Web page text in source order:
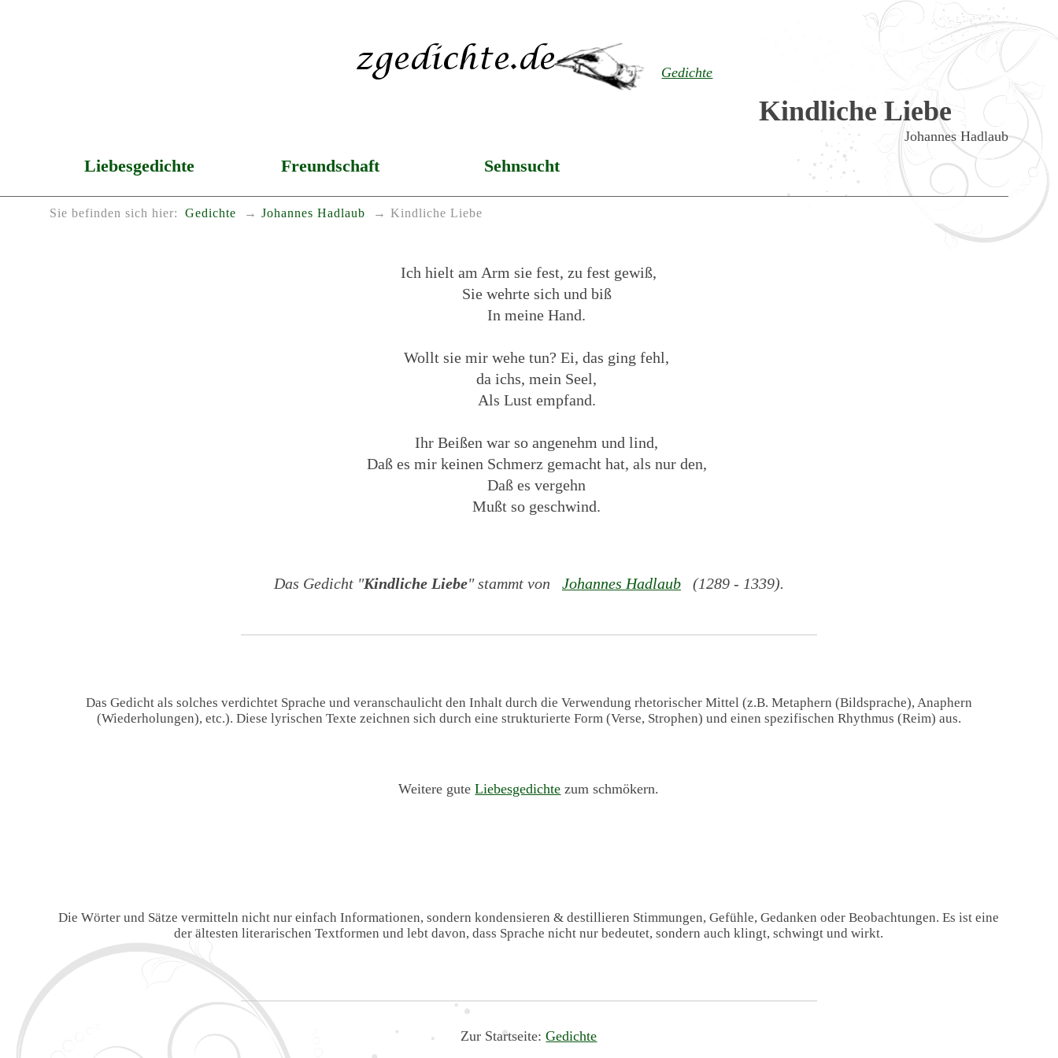
Gedichte
Kindliche Liebe
Johannes Hadlaub
Liebesgedichte Freundschaft Sehnsucht
Sie befinden sich hier: Gedichte Johannes Hadlaub Kindliche Liebe
Ich hielt am Arm sie fest, zu fest gewiß,
Sie wehrte sich und biß
In meine Hand.
Wollt sie mir wehe tun? Ei, das ging fehl,
da ichs, mein Seel,
Als Lust empfand.
Ihr Beißen war so angenehm und lind,
Daß es mir keinen Schmerz gemacht hat, als nur den,
Daß es vergehn
Mußt so geschwind.
Das Gedicht "Kindliche Liebe" stammt von Johannes Hadlaub(1289 - 1339).
Das Gedicht als solches verdichtet Sprache und veranschaulicht den Inhalt durch die Verwendung rhetorischer Mittel (z.B. Metaphern (Bildsprache), Anaphern
(Wiederholungen), etc.). Diese lyrischen Texte zeichnen sich durch eine strukturierte Form (Verse, Strophen) und einen spezifischen Rhythmus (Reim) aus.
Weitere guteLiebesgedichte zum schmökern.
Die Wörter und Sätze vermitteln nicht nur einfach Informationen, sondern kondensieren & destillieren Stimmungen, Gefühle, Gedanken oder Beobachtungen. Es ist eine
der ältesten literarischen Textformen und lebt davon, dass Sprache nicht nur bedeutet, sondern auch klingt, schwingt und wirkt.
Zur Startseite:Gedichte